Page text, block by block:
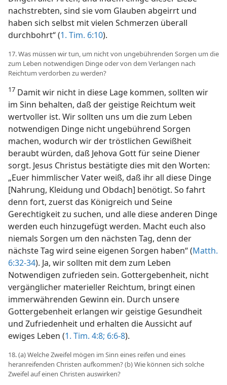
nachstrebten, sind sie vom Glauben abgeirrt und
haben sich selbst mit vielen Schmerzen überall
durchbohrt“ (1. Tim. 6:10).
17. Was müssen wir tun, um nicht von ungebührenden Sorgen um die
zum Leben notwendigen Dinge oder von dem Verlangen nach
Reichtum verdorben zu werden?
17 Damit wir nicht in diese Lage kommen, sollten wir
im Sinn behalten, daß der geistige Reichtum weit
wertvoller ist. Wir sollten uns um die zum Leben
notwendigen Dinge nicht ungebührend Sorgen
machen, wodurch wir der tröstlichen Gewißheit
beraubt würden, daß Jehova Gott für seine Diener
sorgt. Jesus Christus bestätigte dies mit den Worten:
„Euer himmlischer Vater weiß, daß ihr all diese Dinge
[Nahrung, Kleidung und Obdach] benötigt. So fahrt
denn fort, zuerst das Königreich und Seine
Gerechtigkeit zu suchen, und alle diese anderen Dinge
werden euch hinzugefügt werden. Macht euch also
niemals Sorgen um den nächsten Tag, denn der
nächste Tag wird seine eigenen Sorgen haben“ (Matth.
6:32-34). Ja, wir sollten mit dem zum Leben
Notwendigen zufrieden sein. Gottergebenheit, nicht
vergänglicher materieller Reichtum, bringt einen
immerwährenden Gewinn ein. Durch unsere
Gottergebenheit erlangen wir geistige Gesundheit
und Zufriedenheit und erhalten die Aussicht auf
ewiges Leben (1. Tim. 4:8; 6:6-8).
18. (a) Welche Zweifel mögen im Sinn eines reifen und eines
heranreifenden Christen aufkommen? (b) Wie können sich solche
Zweifel auf einen Christen auswirken?